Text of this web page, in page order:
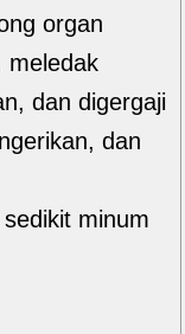
organ
meledak
dan digergaji
dan
minum